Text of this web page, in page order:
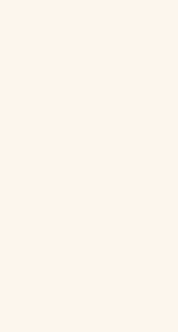
thức đối với chương